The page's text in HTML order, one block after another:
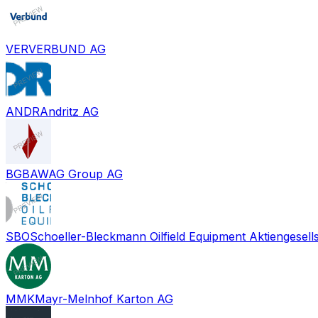
VERVERBUND AG
ANDRAndritz AG
BGBAWAG Group AG
SBOSchoeller-Bleckmann Oilfield Equipment
MMKMayr-Melnhof Karton AG